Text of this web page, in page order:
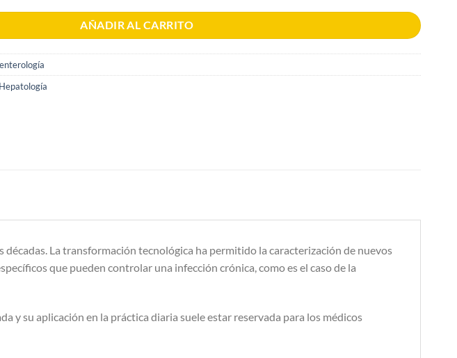
AÑADIR AL CARRITO
Hepatología
La transformación tecnológica ha permitido la caracterización de nuevos
que pueden controlar una infección crónica, como es el caso de la
y su aplicación en la práctica diaria suele estar reservada para los médicos